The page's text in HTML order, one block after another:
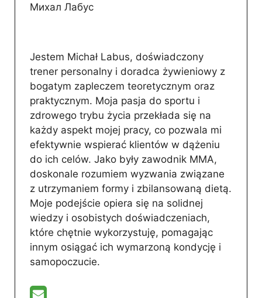
Михал Лабус
Jestem Michał Labus, doświadczony
trener personalny i doradca żywieniowy z
bogatym zapleczem teoretycznym oraz
praktycznym. Moja pasja do sportu i
zdrowego trybu życia przekłada się na
każdy aspekt mojej pracy, co pozwala mi
efektywnie wspierać klientów w dążeniu
do ich celów. Jako były zawodnik MMA,
doskonale rozumiem wyzwania związane
z utrzymaniem formy i zbilansowaną dietą.
Moje podejście opiera się na solidnej
wiedzy i osobistych doświadczeniach,
które chętnie wykorzystuję, pomagając
innym osiągać ich wymarzoną kondycję i
samopoczucie.